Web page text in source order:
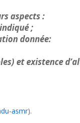
aspects :
;
donnée:
et existence
asmr).